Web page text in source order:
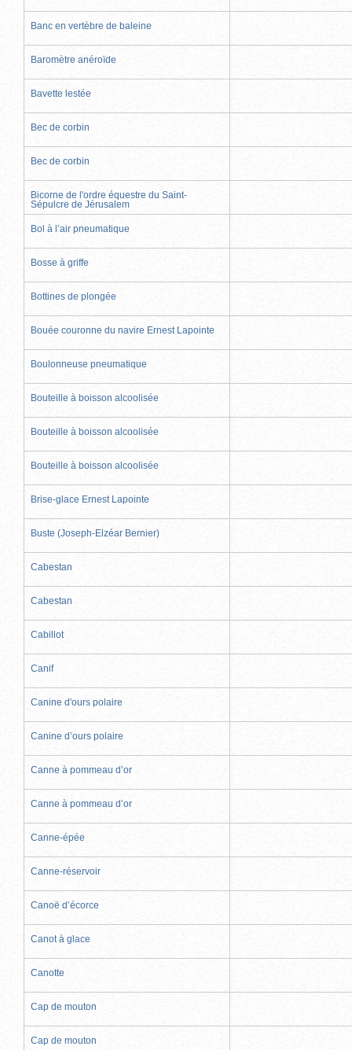
Banc en vertèbre de baleine
Baromètre anéroïde
Bavette lestée
Bec de corbin
Bec de corbin
Bicorne de l'ordre équestre du Saint-
Sépulcre de Jérusalem
Bol à l’air pneumatique
Bosse à griffe
Bottines de plongée
Bouée couronne du navire Ernest Lapointe
Boulonneuse pneumatique
Bouteille à boisson alcoolisée
Bouteille à boisson alcoolisée
Bouteille à boisson alcoolisée
Brise-glace Ernest Lapointe
Buste (Joseph-Elzéar Bernier)
Cabestan
Cabestan
Cabillot
Canif
Canine d'ours polaire
Canine d’ours polaire
Canne à pommeau d’or
Canne à pommeau d’or
Canne-épée
Canne-réservoir
Canoë d’écorce
Canot à glace
Canotte
Cap de mouton
Cap de mouton